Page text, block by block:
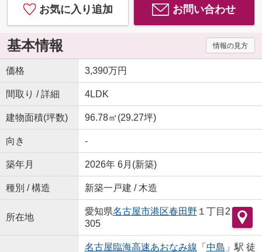
お気に入り追加 お問い合わせ
基本情報 情報の見方
価格 3,390万円
間取り / 詳細 4LDK
建物面積(坪数) 96.78㎡(29.27坪)
向き -
築年月 2026年 6月(新築)
種別 / 構造 新築一戸建 / 木造
所在地
愛知県名古屋市港区春田野 １丁目2
305
名古屋臨海高速あおなみ線 「 中島 」駅 徒